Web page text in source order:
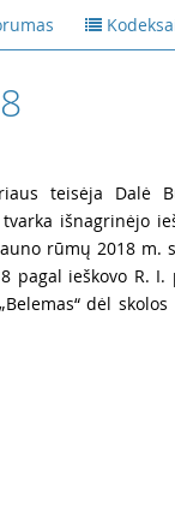
teisėja Dalė
išnagrinėjo
rūmų 2018 m.
pagal ieškovo R. I.
dėl